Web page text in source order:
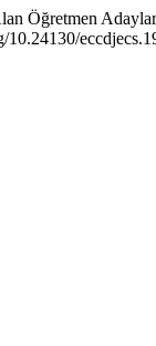
Öğretmen